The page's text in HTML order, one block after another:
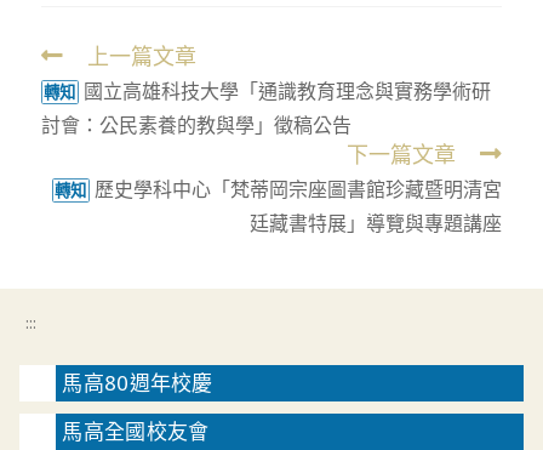
Read
more
articles
上一篇文章
轉知 國立高雄科技大學「通識教育理念與實務學術研
討會：公民素養的教與學」徵稿公告
下一篇文章
轉知 歷史學科中心「梵蒂岡宗座圖書館珍藏暨明清宮
廷藏書特展」導覽與專題講座
:::
馬高80週年校慶
馬高全國校友會